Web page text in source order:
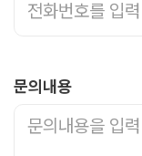
문의내용